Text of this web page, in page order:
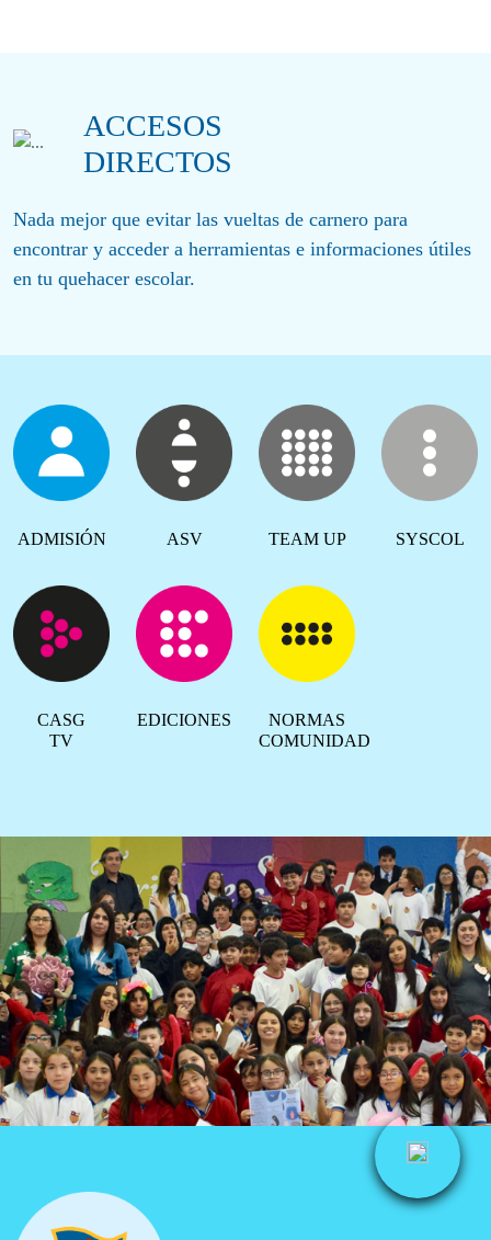
ACCESOS
DIRECTOS
Nada mejor que evitar las vueltas de carnero para
encontrar y acceder a herramientas e informaciones útiles
en tu quehacer escolar.
ADMISIÓN ASV TEAM UP SYSCOL
CASG
TV
EDICIONES
NORMAS
COMUNIDAD